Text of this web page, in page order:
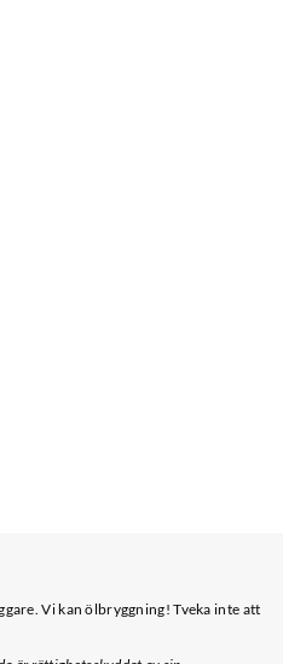
Vi kan ölbryggning! Tveka inte att